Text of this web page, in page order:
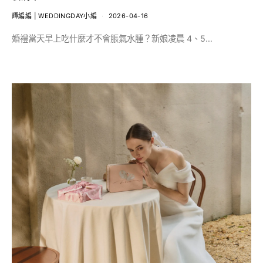
譚編編 | WEDDINGDAY小編 2026-04-16
婚禮當天早上吃什麼才不會脹氣水腫？新娘凌晨 4、5…